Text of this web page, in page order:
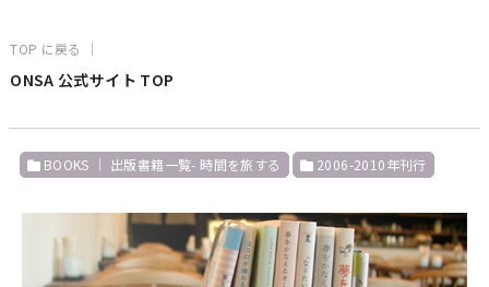
TOP に戻る ｜
ONSA 公式サイト TOP
BOOKS ｜ 出版書籍一覧- 時間を旅する 2006-2010年刊行